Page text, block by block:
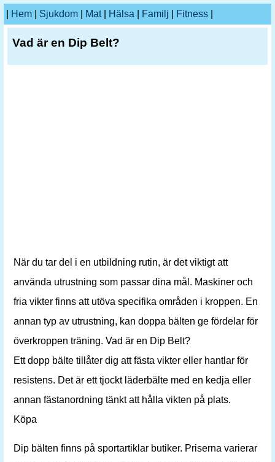
Hem Sjukdom Mat| Hälsa Familj Fitness
Vad är en Dip Belt?
När du tar del i en utbildning rutin, är det viktigt att
använda utrustning som passar dina mål. Maskiner och
fria vikter finns att utöva specifika områden i kroppen. En
annan typ av utrustning, kan doppa bälten ge fördelar för
överkroppen träning. Vad är en Dip Belt?
Ett dopp bälte tillåter dig att fästa vikter eller hantlar för
resistens. Det är ett tjockt läderbälte med en kedja eller
annan fästanordning tänkt att hålla vikten på plats.
Köpa
Dip bälten finns på sportartiklar butiker. Priserna varierar